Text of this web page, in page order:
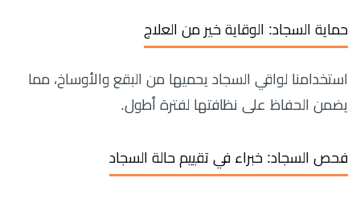
حماية السجاد: الوقاية خير من العلاج
استخدامنا لواقي السجاد يحميها من البقع والأوساخ، مما
يضمن الحفاظ على نظافتها لفترة أطول.
فحص السجاد: خبراء في تقييم حالة السجاد